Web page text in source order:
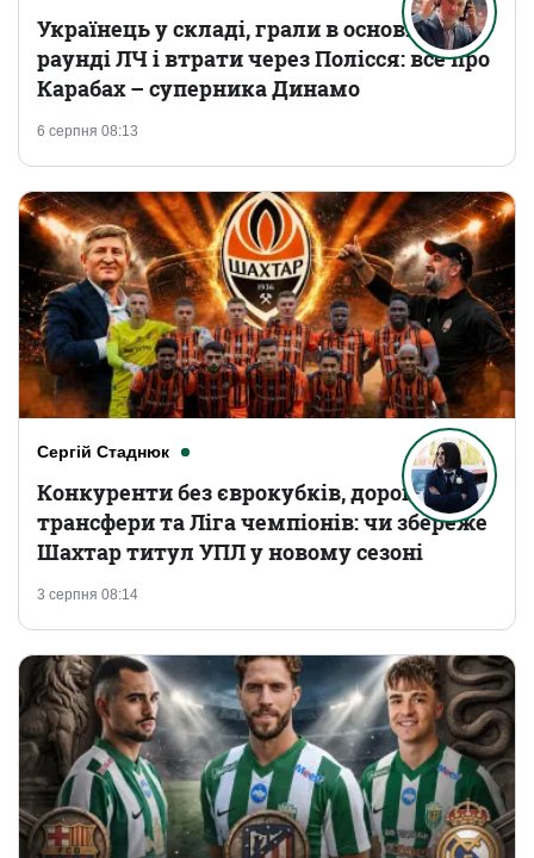
6 серпня 08:13
Українець у складі, грали в основному
раунді ЛЧ і втрати через Полісся: все про
Карабах – суперника Динамо
Сергій Стаднюк
3 серпня 08:14
Конкуренти без єврокубків, дорогі
трансфери та Ліга чемпіонів: чи збереже
Шахтар титул УПЛ у новому сезоні